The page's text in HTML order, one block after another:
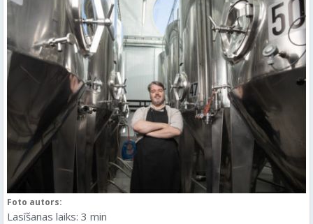
Foto autors:
Lasīšanas laiks: 3 min